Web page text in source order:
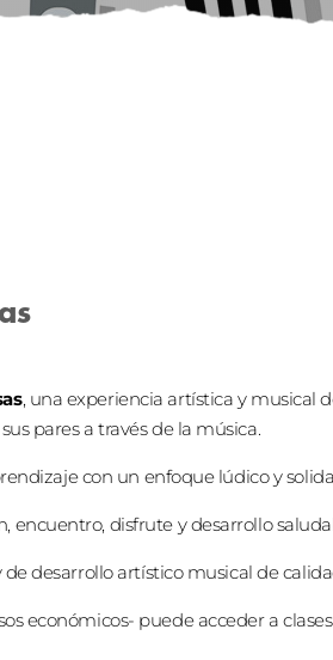
, una experiencia artística y musical
pares a través de la música.
con un enfoque lúdico y
encuentro, disfrute y desarrollo
desarrollo artístico musical de
económicos- puede acceder a